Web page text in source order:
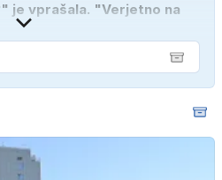
je vprašala. "Verjetno na